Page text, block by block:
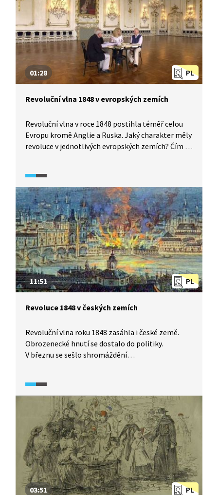
však poukázáno na důležitou skutečnost, že
i v revolučních dnech docházelo ze strany
rakouského aparátu ke spravedlivým soudům,
nikoli k revolučnímu běsnění.
PL
01:28
Revoluční vlna 1848 v evropských zemích
Revoluční vlna v roce 1848 postihla téměř celou
Evropu kromě Anglie a Ruska. Jaký charakter měly
revoluce v jednotlivých evropských zemích? Čím se
objasní historici v pořadu Historie.cs.
PL
11:51
Revoluce 1848 v českých zemích
Revoluční vlna roku 1848 zasáhla i české země.
Obrozenecké hnutí se dostalo do politiky.
V březnu se sešlo shromáždění
Slovanského sjezdu na červen 1848. Jak souvisely
události s českým národním obrozením? Co jsou
mýty a co skutečnost? Podívejte se
na podrobnosti v širších souvislostech.
PL
03:51